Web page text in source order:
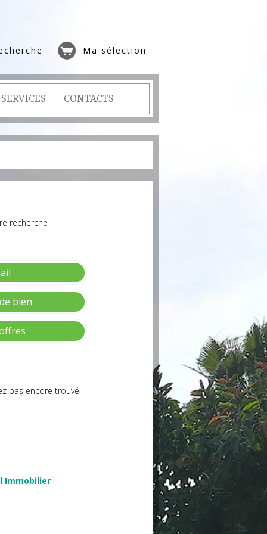
Ma sélection
SERVICES CONTACTS
recherche
bien
pas encore trouvé
Immobilier